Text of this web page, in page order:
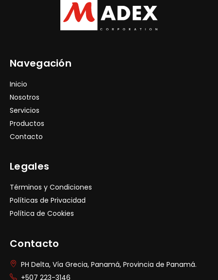
Navegación
Inicio
Nosotros
Servicios
Productos
Contacto
Legales
Términos y Condiciones
Políticas de Privacidad
Política de Cookies
Contacto
PH Delta, Vía Grecia, Panamá, Provincia de Panamá.
+507 223-3146